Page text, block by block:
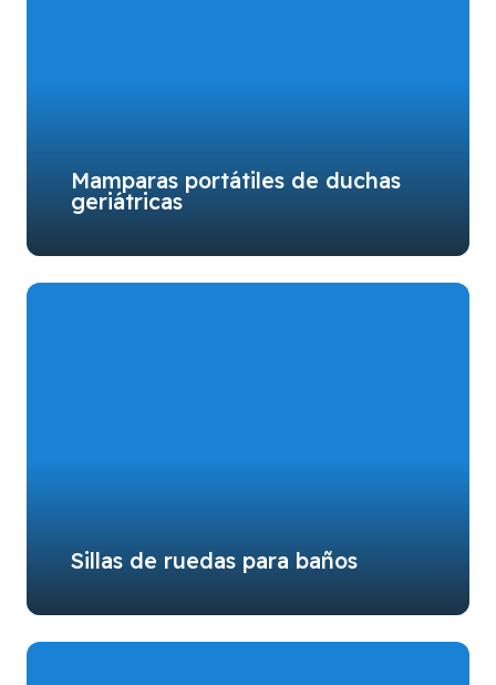
Mamparas portátiles de duchas
geriátricas
Sillas de ruedas para baños